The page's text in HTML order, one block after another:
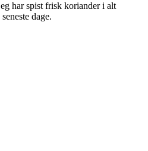
har spist frisk koriander i alt
dage.